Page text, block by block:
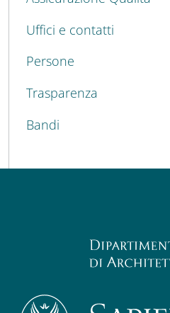
Uffici e contatti
Persone
Trasparenza
Bandi